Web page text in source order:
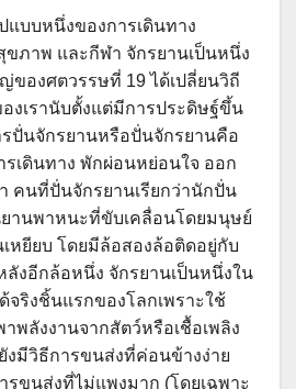
แบบหนึ่งของการเดินทาง
ขภาพ และกีฬา จักรยานเป็นหนึ่ง
ของศตวรรษที่ 19 ได้เปลี่ยนวิถี
งเรานับตั้งแต่มีการประดิษฐ์ขึ้น
ปั่นจักรยานหรือปั่นจักรยานคือ
รเดินทาง พักผ่อนหย่อนใจ ออก
คนที่ปั่นจักรยานเรียกว่านักปั่น
ยานพาหนะที่ขับเคลื่อนโดยมนุษย์
หยียบ โดยมีล้อสองล้อติดอยู่กับ
ลังอีกล้อหนึ่ง จักรยานเป็นหนึ่งใน
จริงชิ้นแรกของโลกเพราะใช้
พลังงานจากสัตว์หรือเชื้อเพลิง
งมีวิธีการขนส่งที่ค่อนข้างง่าย
รขนส่งที่ไม่แพงมาก (โดยเฉพาะ